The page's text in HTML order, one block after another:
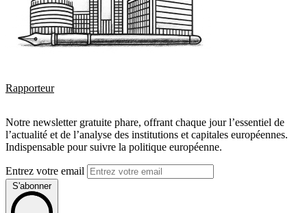
Rapporteur
Notre newsletter gratuite phare, offrant chaque jour l’essentiel de
l’actualité et de l’analyse des institutions et capitales européennes.
Indispensable pour suivre la politique européenne.
Entrez votre email
S'abonner